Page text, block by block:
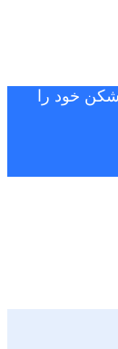
شکن خود را